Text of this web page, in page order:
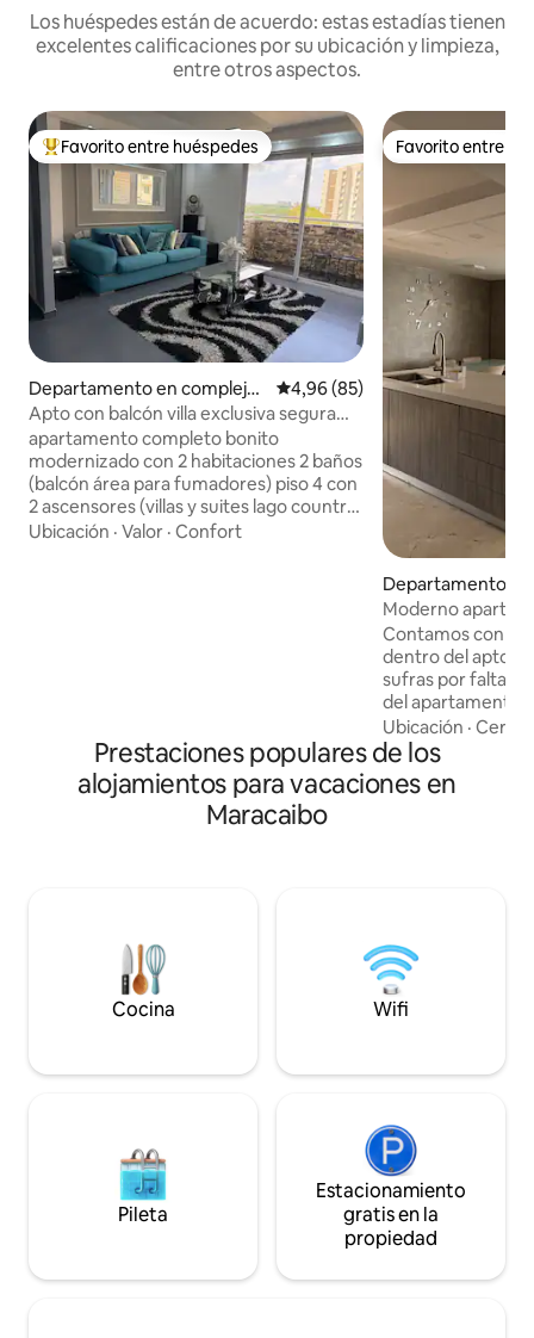
Los huéspedes están de acuerdo: estas estadías tienen
excelentes calificaciones por su ubicación y limpieza,
entre otros aspectos.
Favorito entre los huéspedes más destacados
Favorito entre huéspedes
Departamento en complejo
residencial en Maracaibo
Calificación promedio: 4,96 de
4,96 (85)
Apto con balcón villa exclusiva segura
zona norte
apartamento completo bonito
modernizado con 2 habitaciones 2 baños
(balcón área para fumadores) piso 4 con
2 ascensores (villas y suites lago country
3 ) condominio premium seguro sin ruido
Ubicación · Valor · Confort
Favorito entre
Favorito entre
Departamento
Moderno apart/
eléctrico/
Contamos con
dentro del apto
sufras por falta
del apartamento.
Maracaibo sea
acogedor
magnífica
minutos del
Ubicación ·Cerca
Prestaciones populares de los
alojamientos para vacaciones en
Maracaibo
Cocina Wifi
Pileta
Estacionamiento
gratis en la
propiedad